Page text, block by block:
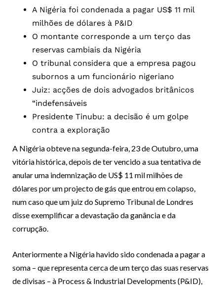
A Nigéria foi condenada a pagar US$ 11 mil
milhões de dólares à P&ID
O montante corresponde a um terço das
reservas cambiais da Nigéria
O tribunal considera que a empresa pagou
subornos a um funcionário nigeriano
Juiz: acções de dois advogados britânicos
“indefensáveis
Presidente Tinubu: a decisão é um golpe
contra a exploração
A Nigéria obteve na segunda-feira, 23 de Outubro, uma
vitória histórica, depois de ter vencido a sua tentativa de
anular uma indemnização de US$ 11 mil milhões de
dólares por um projecto de gás que entrou em colapso,
num caso que um juiz do Supremo Tribunal de Londres
disse exemplificar a devastação da ganância e da
corrupção.
Anteriormente a Nigéria havido sido condenada a pagar a
soma – que representa cerca de um terço das suas reservas
de divisas – à Process & Industrial Developments (P&ID),